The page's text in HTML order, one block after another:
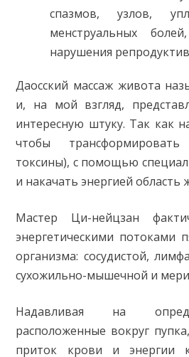
спазмов, узлов,
менструальных
нарушения
Даосский массаж живота
и, на мой взгляд,
интересную штуку. Так как
чтобы
токсины), с помощью
и накачать энергией область
Мастер Ци-нейцзан
энергетическими потоками
организма: сосудистой,
сухожильно-мышечной и
Надавливая на
расположенные вокруг
приток крови и энергии